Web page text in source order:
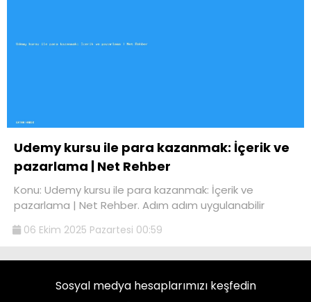
Udemy kursu ile para kazanmak: İçerik ve
pazarlama | Net Rehber
Konu: Udemy kursu ile para kazanmak: İçerik ve
pazarlama | Net Rehber. Adım adım uygulanabilir
06 Ekim 2025 Pazartesi 00:59
Sosyal medya hesaplarımızı keşfedin